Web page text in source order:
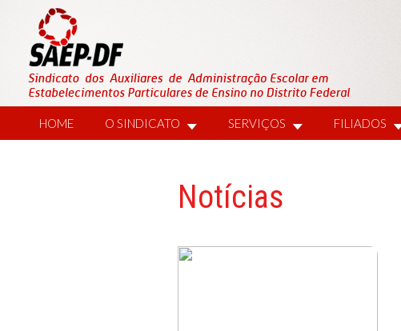
HOME O SINDICATO SERVIÇOS FILIADOS
Notícias